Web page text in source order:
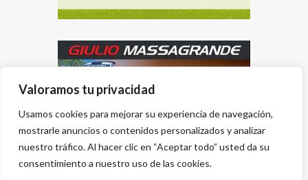
Valoramos tu privacidad
Usamos cookies para mejorar su experiencia de navegación,
mostrarle anuncios o contenidos personalizados y analizar
nuestro tráfico. Al hacer clic en “Aceptar todo” usted da su
consentimiento a nuestro uso de las cookies.